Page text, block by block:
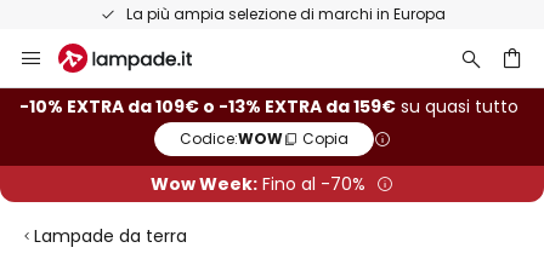
Resi entro 50 giorni
Salta
al
contenuto
-10% EXTRA da 109€ o -13% EXTRA da 159€ su quasi tutto
Codice:WOW Copia
Wow Week: Fino al -70%
Lampade da terra